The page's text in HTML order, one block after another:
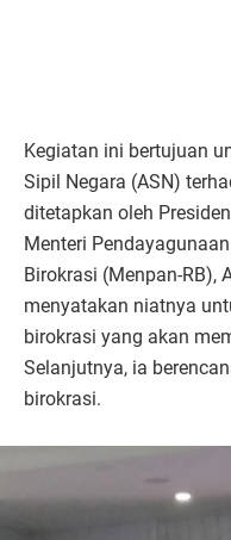
Kegiatan ini bertujuan
Sipil Negara (ASN)
ditetapkan oleh
Menteri
Birokrasi (Menpan-RB),
menyatakan niatnya
birokrasi yang akan
Selanjutnya, ia
birokrasi.